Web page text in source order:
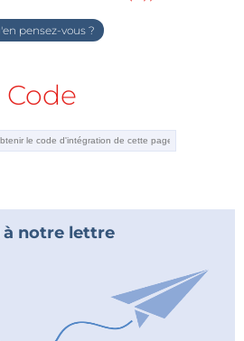
pensez-vous ?
Code
à notre lettre